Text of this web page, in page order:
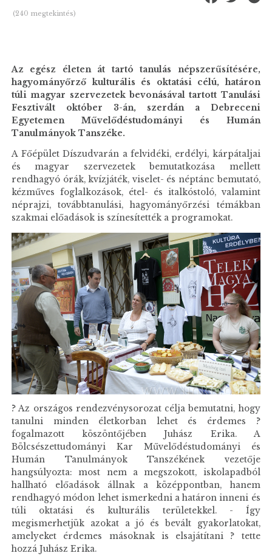
(240 megtekintés)
Az egész életen át tartó tanulás népszerűsítésére,
hagyományőrző kulturális és oktatási célú, határon
túli magyar szervezetek bevonásával tartott Tanulási
Fesztivált október 3-án, szerdán a Debreceni
Egyetemen Művelődéstudományi és Humán
Tanulmányok Tanszéke.
A Főépület Díszudvarán a felvidéki, erdélyi, kárpátaljai
és magyar szervezetek bemutatkozása mellett
rendhagyó órák, kvízjáték, viselet- és néptánc bemutató,
kézműves foglalkozások, étel- és italkóstoló, valamint
néprajzi, továbbtanulási, hagyományőrzési témákban
szakmai előadások is színesítették a programokat.
? Az országos rendezvénysorozat célja bemutatni, hogy
tanulni minden életkorban lehet és érdemes ?
fogalmazott köszöntőjében Juhász Erika. A
Bölcsészettudományi Kar Művelődéstudományi és
Humán Tanulmányok Tanszékének vezetője
hangsúlyozta: most nem a megszokott, iskolapadból
hallható előadások állnak a középpontban, hanem
rendhagyó módon lehet ismerkedni a határon inneni és
túli oktatási és kulturális területekkel. - Így
megismerhetjük azokat a jó és bevált gyakorlatokat,
amelyeket érdemes másoknak is elsajátítani ? tette
hozzá Juhász Erika.